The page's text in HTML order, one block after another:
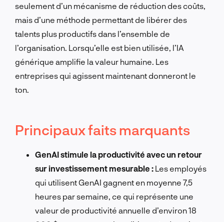
seulement d’un mécanisme de réduction des coûts,
mais d’une méthode permettant de libérer des
talents plus productifs dans l’ensemble de
l’organisation. Lorsqu’elle est bien utilisée, l’IA
générique amplifie la valeur humaine. Les
entreprises qui agissent maintenant donneront le
ton.
Principaux faits marquants
GenAI stimule la productivité avec un retour
sur investissement mesurable : Les employés
qui utilisent GenAI gagnent en moyenne 7,5
heures par semaine, ce qui représente une
valeur de productivité annuelle d’environ 18